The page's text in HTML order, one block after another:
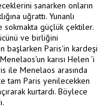
sanarken onların
uğrattı. Yunanlı
güçlük çektiler.
ve birliğini
başlarken Paris'in kardeşi
karısı Helen 'i
ile Menelaos arasında
tam Paris yenilecekken
kurtardı. Böylece